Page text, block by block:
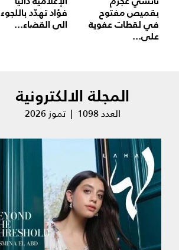
بقميص مفتوح
في لقطات عفوية
على...
فؤاد تهدّد باللجوء
الى القضاء...
المجلة الالكترونية
العدد 1098 | تموز 2026